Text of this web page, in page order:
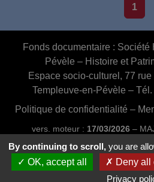
1
Fonds documentaire : Société
Pévèle – Histoire et
Espace socio-culturel, 77
Templeuve-en-Pévèle –
Politique de confidentialité –
vers. moteur : 17/03/2026 –
03/07/2026
Conception et
By continuing to scroll, you are
OK, accept all
Deny all
Privacy